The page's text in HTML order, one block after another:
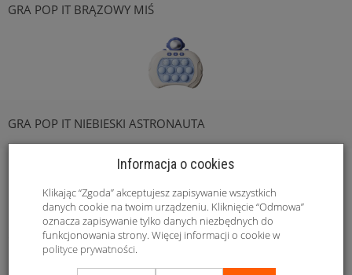
GRA POP IT BRĄZOWY MIŚ
GRA POP IT NIEBIESKI ASTRONAUTA
GRILL SKŁADANY TURYSTYCZNY WALIZKA
Informacja o cookies
Klikając “Zgoda” akceptujesz zapisywanie wszystkich
danych cookie na twoim urządzeniu. Kliknięcie “Odmowa”
oznacza zapisywanie tylko danych niezbędnych do
funkcjonowania strony. Więcej informacji o cookie w
polityce prywatności.